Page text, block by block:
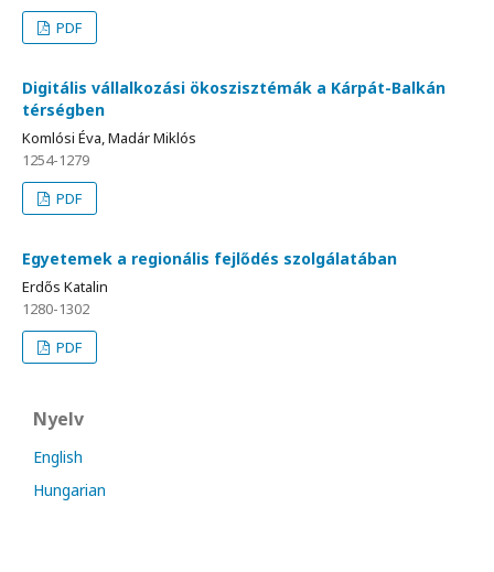
PDF
Digitális vállalkozási ökoszisztémák a Kárpát-Balkán
térségben
Komlósi Éva, Madár Miklós
1254-1279
PDF
Egyetemek a regionális fejlődés szolgálatában
Erdős Katalin
1280-1302
PDF
Nyelv
English
Hungarian